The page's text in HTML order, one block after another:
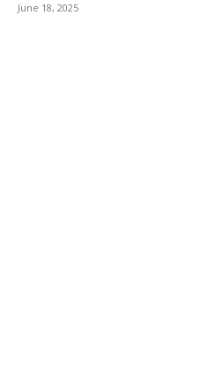
June 18, 2025